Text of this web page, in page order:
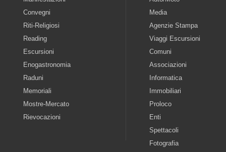
Convegni
Riti-Religiosi
Reading
Escursioni
Enogastronomia
Raduni
Memoriali
Mostre-Mercato
Rievocazioni
Media
Agenzie Stampa
Viaggi Escursioni
Comuni
Associazioni
Informatica
Immobiliari
Proloco
Enti
Spettacoli
Fotografia